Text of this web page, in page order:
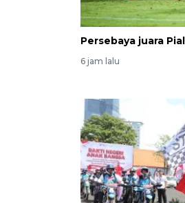
Persebaya juara
6 jam lalu